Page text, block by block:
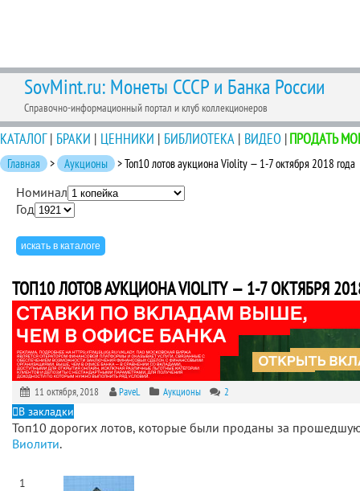
SovMint.ru: Монеты СССР и Банка России
Справочно-информационный портал и клуб коллекционеров
КАТАЛОГ| БРАКИ | ЦЕННИКИ | БИБЛИОТЕКА | ВИДЕО |ПРОДАТЬ
Главная > Аукционы > Топ10 лотов аукциона Violity — 1-7 октября 2018 года
Номинал
Год
ТОП10 ЛОТОВ АУКЦИОНА VIOLITY — 1-7 ОКТЯБРЯ
11 октября, 2018 PaveL Аукционы 2
В закладки
Топ10 дорогих лотов, которые были проданы за
Виолити.
1